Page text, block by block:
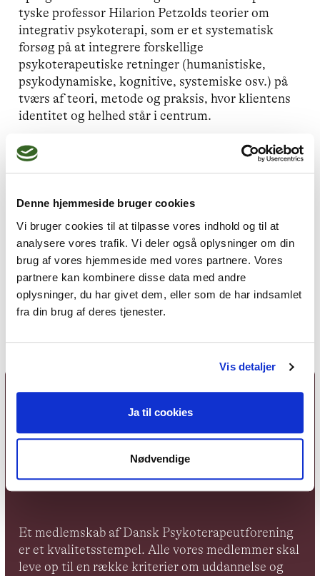
Denne hjemmeside bruger cookies
Vi bruger cookies til at tilpasse vores indhold og til at
analysere vores trafik. Vi deler også oplysninger om din
brug af vores hjemmeside med vores partnere. Vores
partnere kan kombinere disse data med andre
oplysninger, du har givet dem, eller som de har indsamlet
fra din brug af deres tjenester.
Vis detaljer
Ja til cookies
Nødvendige
tyske professor Hilarion Petzolds teorier om
integrativ psykoterapi, som er et systematisk
forsøg på at integrere forskellige
psykoterapeutiske retninger (humanistiske,
psykodynamiske, kognitive, systemiske osv.) på
tværs af teori, metode og praksis, hvor klientens
identitet og helhed står i centrum.
Besvar spørgeskema
Deltag her
Et medlemskab af Dansk Psykoterapeutforening
er et kvalitetsstempel. Alle vores medlemmer skal
leve op til en række kriterier om uddannelse og